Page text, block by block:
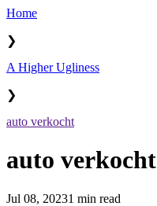
Home
❯
A Higher Ugliness
❯
auto verkocht
auto verkocht
Jul 08, 20231 min read